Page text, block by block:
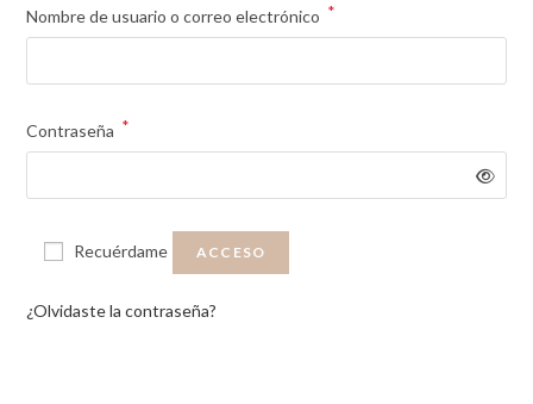
Nombre de usuario o correo electrónico *
Contraseña *
Recuérdame ACCESO
¿Olvidaste la contraseña?